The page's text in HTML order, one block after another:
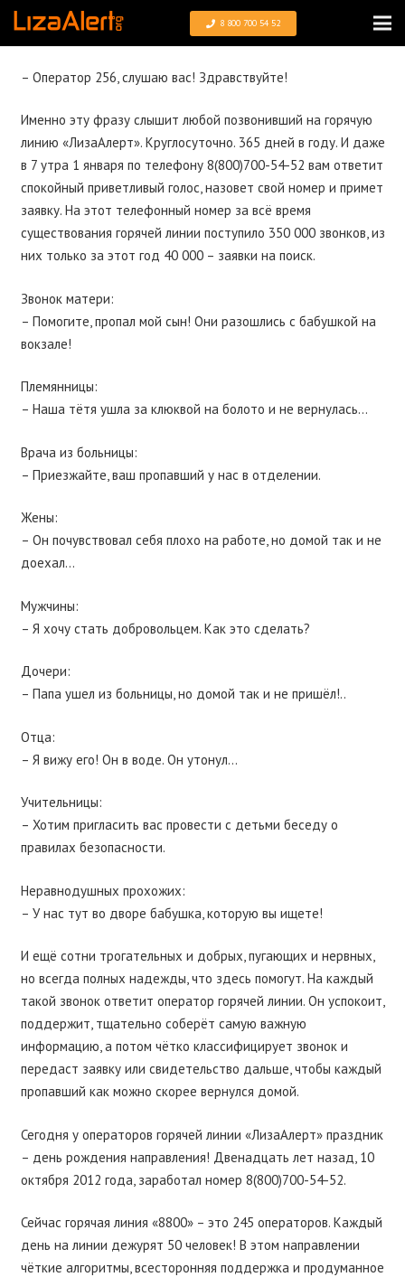
8 800 700 54 52
– Оператор 256, слушаю вас! Здравствуйте!
Именно эту фразу слышит любой позвонивший на горячую
линию «ЛизаАлерт». Круглосуточно. 365 дней в году. И даже
в 7 утра 1 января по телефону 8(800)700-54-52 вам ответит
спокойный приветливый голос, назовет свой номер и примет
заявку. На этот телефонный номер за всё время
существования горячей линии поступило 350 000 звонков, из
них только за этот год 40 000 – заявки на поиск.
Звонок матери:
– Помогите, пропал мой сын! Они разошлись с бабушкой на
вокзале!
Племянницы:
– Наша тётя ушла за клюквой на болото и не вернулась…
Врача из больницы:
– Приезжайте, ваш пропавший у нас в отделении.
Жены:
– Он почувствовал себя плохо на работе, но домой так и не
доехал…
Мужчины:
– Я хочу стать добровольцем. Как это сделать?
Дочери:
– Папа ушел из больницы, но домой так и не пришёл!..
Отца:
– Я вижу его! Он в воде. Он утонул…
Учительницы:
– Хотим пригласить вас провести с детьми беседу о
правилах безопасности.
Неравнодушных прохожих:
– У нас тут во дворе бабушка, которую вы ищете!
И ещё сотни трогательных и добрых, пугающих и нервных,
но всегда полных надежды, что здесь помогут. На каждый
такой звонок ответит оператор горячей линии. Он успокоит,
поддержит, тщательно соберёт самую важную
информацию, а потом чётко классифицирует звонок и
передаст заявку или свидетельство дальше, чтобы каждый
пропавший как можно скорее вернулся домой.
Сегодня у операторов горячей линии «ЛизаАлерт» праздник
– день рождения направления! Двенадцать лет назад, 10
октября 2012 года, заработал номер 8(800)700-54-52.
Сейчас горячая линия «8800» – это 245 операторов. Каждый
день на линии дежурят 50 человек! В этом направлении
чёткие алгоритмы, всесторонняя поддержка и продуманное